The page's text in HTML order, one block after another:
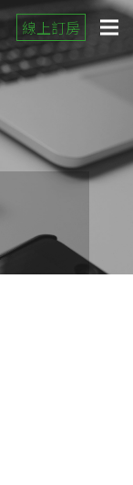
線上訂房